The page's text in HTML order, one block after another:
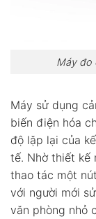
Máy đo
Máy sử dụng
biến điện hóa
độ lặp lại của
tế. Nhờ thiết kế
thao tác một
với người mới
văn phòng nhỏ